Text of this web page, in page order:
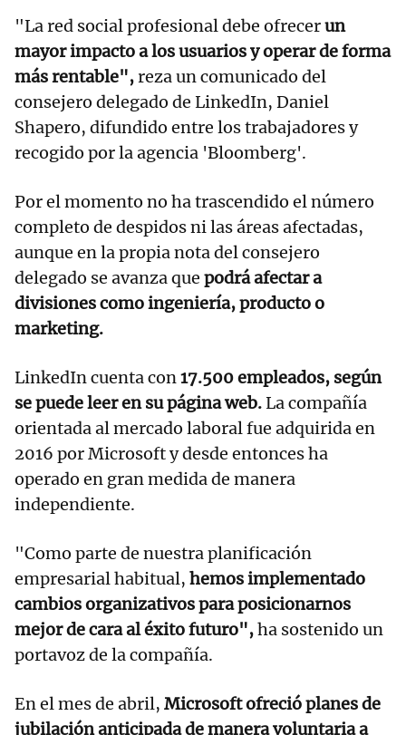
"La red social profesional debe ofrecerun
mayor impacto a los usuarios y operar de forma
más rentable",reza un comunicado del
consejero delegado de LinkedIn, Daniel
Shapero, difundido entre los trabajadores y
recogido por la agencia 'Bloomberg'.
Por el momento no ha trascendido el número
completo de despidos ni las áreas afectadas,
aunque en la propia nota del consejero
delegado se avanza que podrá afectar a
divisiones como ingeniería, producto o
marketing.
LinkedIn cuenta con17.500 empleados, según
se puede leer en su página web.La compañía
orientada al mercado laboral fue adquirida en
2016 por Microsoft y desde entonces ha
operado en gran medida de manera
independiente.
"Como parte de nuestra planificación
empresarial habitual, hemos implementado
cambios organizativos para posicionarnos
mejor de cara al éxito futuro",ha sostenido un
portavoz de la compañía.
En el mes de abril, Microsoft ofreció planes de
jubilación anticipada de manera voluntaria a